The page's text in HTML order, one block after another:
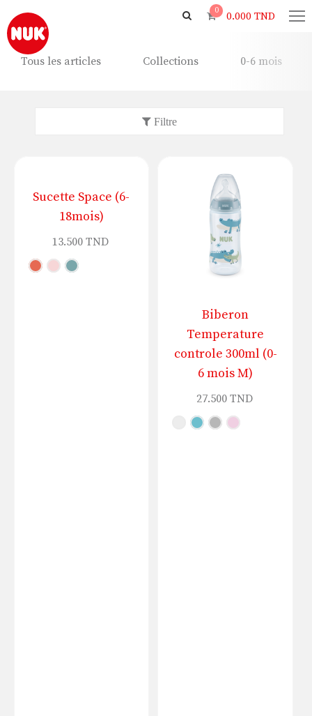
0 0.000 TND
Tous les articles Collections 0-6 mois
Sucette Space (6-
18mois)
13.500 TND
Biberon
Temperature
controle 300ml (0-
6 mois M)
27.500 TND